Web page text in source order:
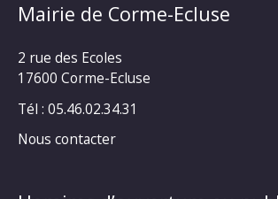
Mairie de Corme-Ecluse
2 rue des Ecoles
17600 Corme-Ecluse
Tél : 05.46.02.34.31
Nous contacter